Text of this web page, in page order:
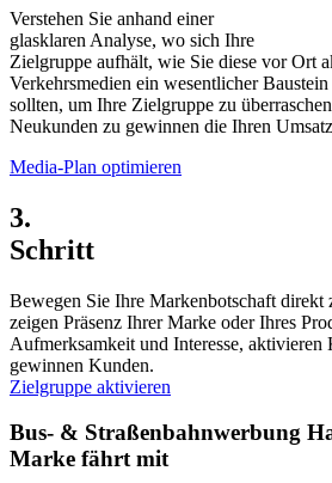
Verstehen Sie anhand einer
glasklaren Analyse, wo sich Ihre
Zielgruppe aufhält, wie Sie diese vor Ort
Verkehrsmedien ein wesentlicher
sollten, um Ihre Zielgruppe zu
Neukunden zu gewinnen die Ihren
Media-Plan optimieren
3.
Schritt
Bewegen Sie Ihre Markenbotschaft direkt
zeigen Präsenz Ihrer Marke oder Ihres
Aufmerksamkeit und Interesse, aktivieren
gewinnen Kunden.
Zielgruppe aktivieren
Bus- & Straßenbahnwerbung
Marke fährt mit